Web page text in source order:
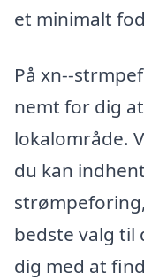
et minimalt
På xn--
nemt for dig
lokalområde.
du kan
bedste valg til
dig med at